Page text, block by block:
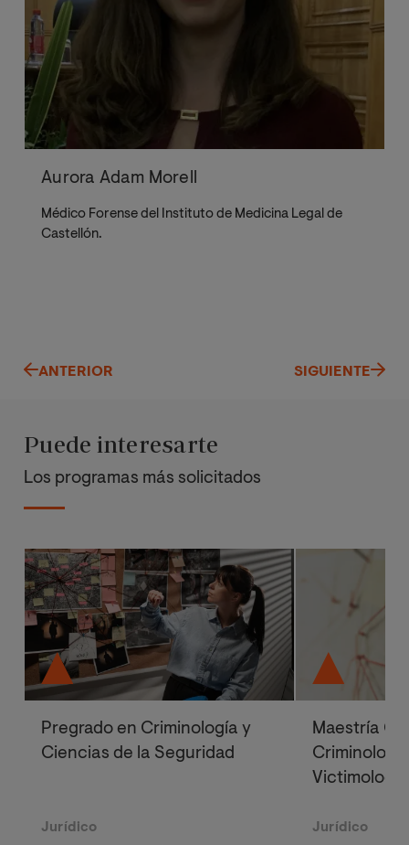
Aurora Adam Morell
Médico Forense del Instituto de Medicina Legal de
Castellón.
ANTERIOR SIGUIENTE
Puede interesarte
Los programas más solicitados
Pregrado en Criminología y
Ciencias de la Seguridad
Jurídico
Maestría
Victimología
Jurídico